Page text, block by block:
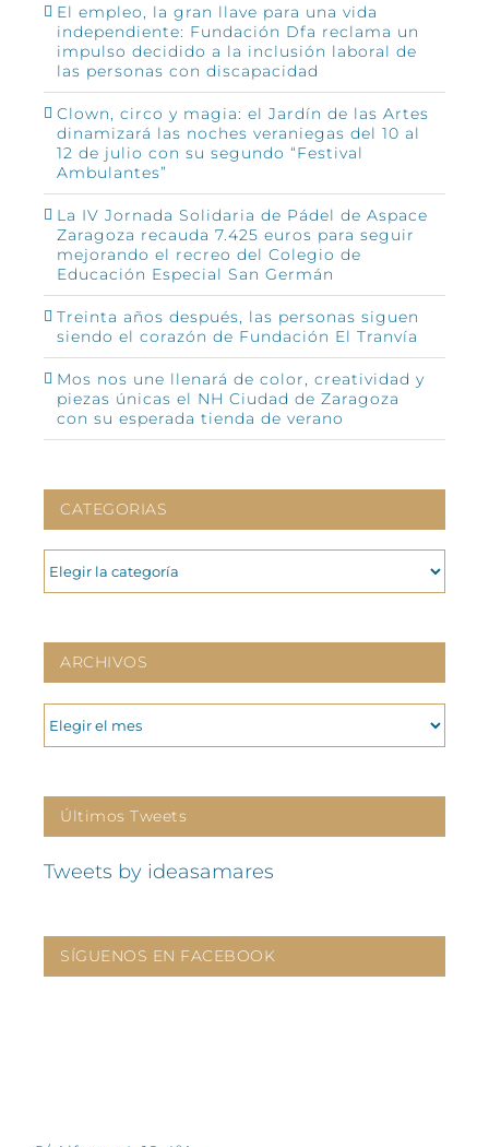
El empleo, la gran llave para una vida
independiente: Fundación Dfa reclama un
impulso decidido a la inclusión laboral de
las personas con discapacidad
Clown, circo y magia: el Jardín de las Artes
dinamizará las noches veraniegas del 10 al
12 de julio con su segundo “Festival
Ambulantes”
La IV Jornada Solidaria de Pádel de Aspace
Zaragoza recauda 7.425 euros para seguir
mejorando el recreo del Colegio de
Educación Especial San Germán
Treinta años después, las personas siguen
siendo el corazón de Fundación El Tranvía
Mos nos une llenará de color, creatividad y
piezas únicas el NH Ciudad de Zaragoza
con su esperada tienda de verano
CATEGORIAS
CATEGORIAS
ARCHIVOS
ARCHIVOS
Últimos Tweets
Tweets by ideasamares
SÍGUENOS EN FACEBOOK